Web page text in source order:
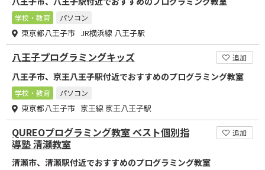
学校・教育 パソコン
東京都八王子市 JR横浜線 八王子駅
八王子プログラミングキッズ 追加
八王子市、京王八王子駅付近でおすすめのプログラミング教室
学校・教育 パソコン
東京都八王子市 京王線 京王八王子駅
QUREOプログラミング教室 ベスト個別指
導塾 清瀬教室
追加
清瀬市、清瀬駅付近でおすすめのプログラミング教室